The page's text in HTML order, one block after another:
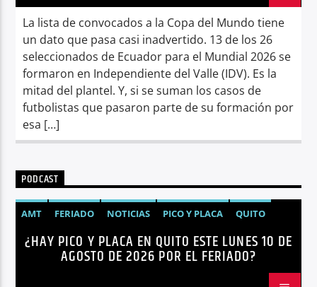
La lista de convocados a la Copa del Mundo tiene
un dato que pasa casi inadvertido. 13 de los 26
seleccionados de Ecuador para el Mundial 2026 se
formaron en Independiente del Valle (IDV). Es la
mitad del plantel. Y, si se suman los casos de
futbolistas que pasaron parte de su formación por
esa […]
PODCAST
AMT FERIADO NOTICIAS PICO Y PLACA QUITO
¿HAY PICO Y PLACA EN QUITO ESTE LUNES 10 DE
AGOSTO DE 2026 POR EL FERIADO?